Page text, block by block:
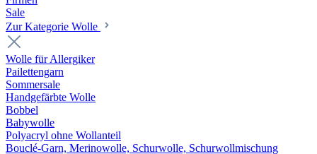
Sale
Zur Kategorie Wolle
Wolle für Allergiker
Pailettengarn
Sommersale
Handgefärbte Wolle
Bobbel
Babywolle
Polyacryl ohne Wollanteil
Bouclé-Garn, Merinowolle, Schurwolle, Schurwollmischung